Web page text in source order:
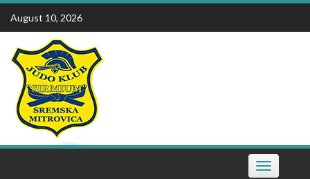
Skip
content
August 10, 2026
Toggle
navigation